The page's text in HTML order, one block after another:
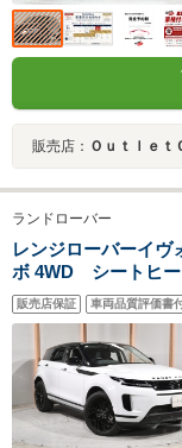
販売店： Ｏｕｔｌｅｔ
ランドローバー
レンジローバーイ
ボ 4WD シートヒー
20インチAW サラウ
プティブクルーズコ
ター 黒革シート
販売店保証 車両品質評価書